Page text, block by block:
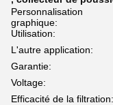
Personnalisation
graphique:
Utilisation:
L'autre application:
Garantie:
Voltage:
Efficacité de la filtration: